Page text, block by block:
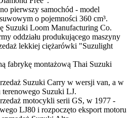
pierwszy samochód - model
o pojemności 360 cm³.
Suzuki Loom Manufacturing Co.
oddziału produkującego maszyny
lekkiej ciężarówki "Suzulight
fabrykę montażową Thai Suzuki
Suzuki Carry w wersji van, a w
terenowego Suzuki LJ.
motocykli serii GS, w 1977 -
LJ80 i rozpoczęto eksport motoru